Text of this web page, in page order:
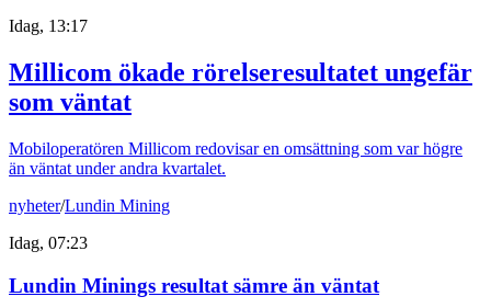
Idag, 13:17
Millicom ökade rörelseresultatet ungefär
som väntat
Mobiloperatören Millicom redovisar en omsättning som var högre
än väntat under andra kvartalet.
nyheter/Lundin Mining
Idag, 07:23
Lundin Minings resultat sämre än väntat